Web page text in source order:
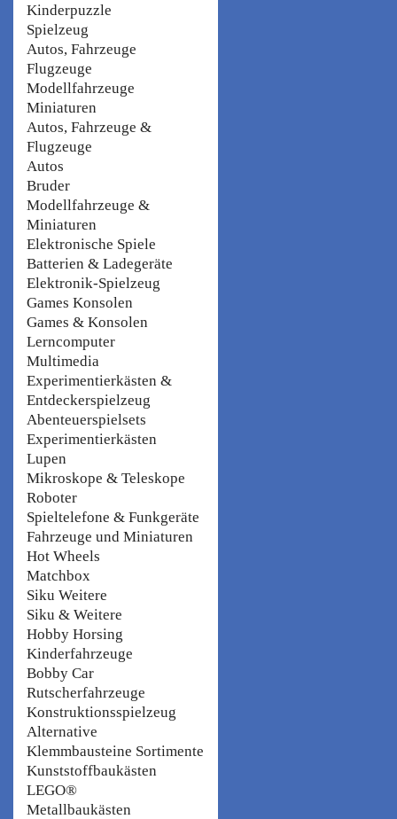
Kinderpuzzle
Spielzeug
Autos, Fahrzeuge
Flugzeuge
Modellfahrzeuge
Miniaturen
Autos, Fahrzeuge &
Flugzeuge
Autos
Bruder
Modellfahrzeuge &
Miniaturen
Elektronische Spiele
Batterien & Ladegeräte
Elektronik-Spielzeug
Games Konsolen
Games & Konsolen
Lerncomputer
Multimedia
Experimentierkästen &
Entdeckerspielzeug
Abenteuerspielsets
Experimentierkästen
Lupen
Mikroskope & Teleskope
Roboter
Spieltelefone & Funkgeräte
Fahrzeuge und Miniaturen
Hot Wheels
Matchbox
Siku Weitere
Siku & Weitere
Hobby Horsing
Kinderfahrzeuge
Bobby Car
Rutscherfahrzeuge
Konstruktionsspielzeug
Alternative
Klemmbausteine Sortimente
Kunststoffbaukästen
LEGO®
Metallbaukästen